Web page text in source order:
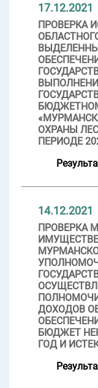
17.12.2021
ПРОВЕРКА
ОХРАНЫ
ПЕРИОДЕ
14.12.2021
ПРОВЕРКА
ДОХОДОВ
БЮДЖЕТ
ГОД И